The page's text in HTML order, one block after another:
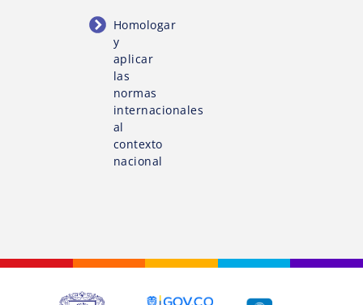
Homologar
y
aplicar
las
normas
internacionales
al
contexto
nacional